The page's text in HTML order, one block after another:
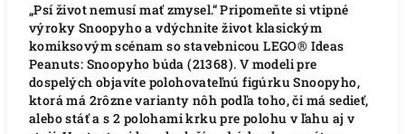
„Psí život nemusí mať zmysel.“ Pripomeňte si vtipné
výroky Snoopyho a vdýchnite život klasickým
komiksovým scénam so stavebnicou LEGO® Ideas
Peanuts: Snoopyho búda (21368). V modeli pre
dospelých objavíte polohovateľnú figúrku Snoopyho,
ktorá má 2rôzne varianty nôh podľa toho, či má sedieť,
alebo stáť a s 2 polohami krku pre polohu v ľahu aj v